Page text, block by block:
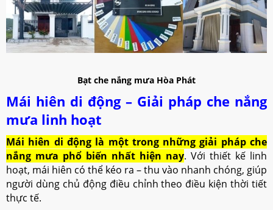
Bạt che nắng mưa Hòa Phát
Mái hiên di động – Giải pháp che nắng
mưa linh hoạt
Mái hiên di động là một trong những giải pháp che
nắng mưa phổ biến nhất hiện nay. Với thiết kế linh
hoạt, mái hiên có thể kéo ra – thu vào nhanh chóng, giúp
người dùng chủ động điều chỉnh theo điều kiện thời tiết
thực tế.